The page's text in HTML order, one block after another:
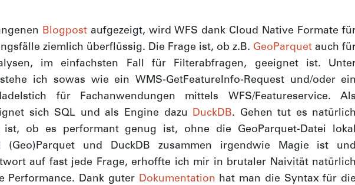
Blogpostaufgezeigt, wird WFS dank Cloud Native Formate
ziemlich überflüssig. Die Frage ist, ob z.B. GeoParquet auch
im einfachsten Fall für Filterabfragen, geeignet ist.
ich sowas wie ein WMS-GetFeatureInfo-Request und/oder ein
für Fachanwendungen mittels WFS/Featureservice. Als
sich SQL und als Engine dazu DuckDB. Gehen tut es natürlich
ob es performant genug ist, ohne die GeoParquet-Datei lokal
(Geo)Parquet und DuckDB zusammen irgendwie Magie ist und
auf fast jede Frage, erhoffte ich mir in brutaler Naivität natürlich
Performance. Dank guter Dokumentation hat man die Syntax für die